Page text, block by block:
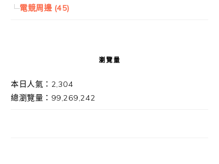
電競周邊 (45)
瀏覽量
本日人氣：2,304
總瀏覽量：99,269,242